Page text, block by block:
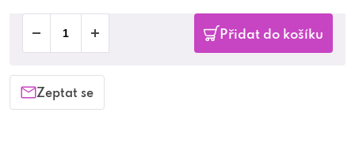
Přidat do košíku
Zeptat se